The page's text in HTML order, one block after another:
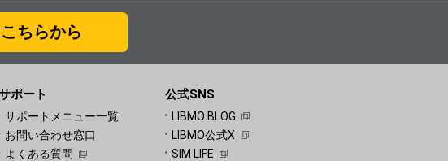
ちらから
ポート
サポートメニュー一覧
お問い合わせ窓口
よくある質問
公式SNS
LIBMO BLOG
LIBMO公式X
SIM LIFE